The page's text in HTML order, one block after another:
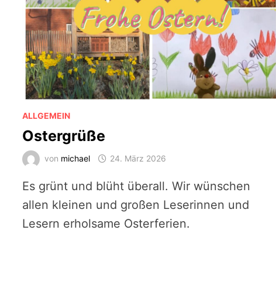
ALLGEMEIN
Ostergrüße
von michael 24. März 2026
Es grünt und blüht überall. Wir wünschen
allen kleinen und großen Leserinnen und
Lesern erholsame Osterferien.